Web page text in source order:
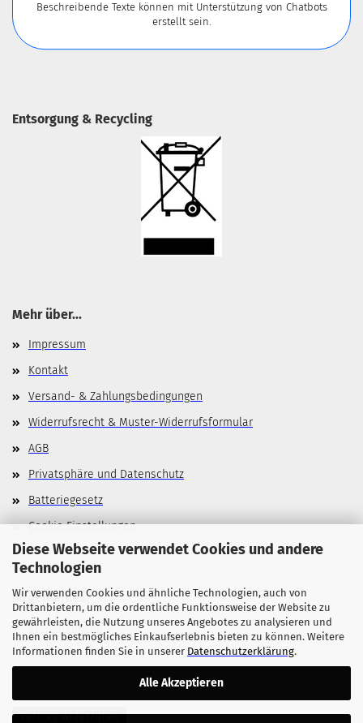
Diese Webseite verwendet Cookies und andere
Technologien
Wir verwenden Cookies und ähnliche Technologien, auch von
Drittanbietern, um die ordentliche Funktionsweise der Website zu
gewährleisten, die Nutzung unseres Angebotes zu analysieren und
Ihnen ein bestmögliches Einkaufserlebnis bieten zu können. Weitere
Informationen finden Sie in unserer Datenschutzerklärung.
Alle Akzeptieren
Beschreibende Texte können mit Unterstützung von Chatbots
erstellt sein.
Entsorgung & Recycling
Mehr über...
Impressum
Kontakt
Versand- & Zahlungsbedingungen
Widerrufsrecht & Muster-Widerrufsformular
AGB
Privatsphäre und Datenschutz
Batteriegesetz
Cookie Einstellungen
Allgemeines
Stellenangebote
Vertrag widerrufen